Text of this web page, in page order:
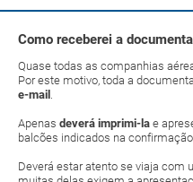
Como receberei a
Quase todas as companhias
Por este motivo, toda a
e-mail .
Apenas deverá imprimi-la e
balcões indicados na confirmação
Deverá estar atento se viaja com